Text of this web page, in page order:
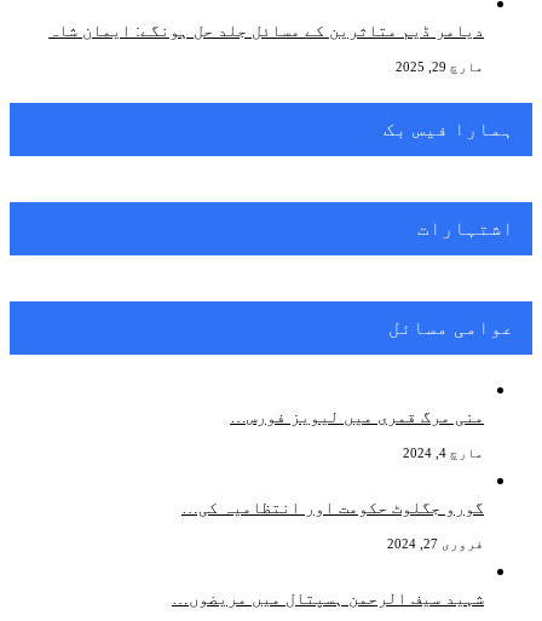
دیامر ڈیم متاثرین کے مسائل جلد حل ہونگے: ایمان شاہ
مارچ 29, 2025
ہمارا فیس بک
اشتہارات
عوامی مسائل
منی مرگ قمری میں لیویز فورس…
مارچ 4, 2024
گورو جگلوٹ حکومت اور انتظامیہ کی…
فروری 27, 2024
شہید سیف الرحمن ہسپتال میں مریضوں…